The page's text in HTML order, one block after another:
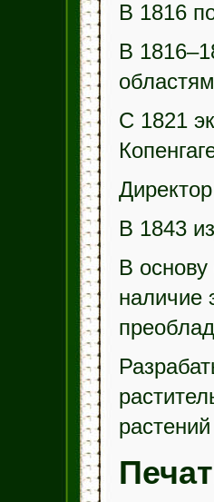
В 1816
В
С 1821
В 1843
В
наличие